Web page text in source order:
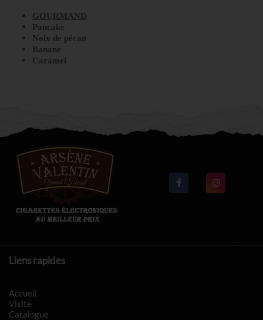
GOURMAND
Pancake
Noix de pécan
Banane
Caramel
Liens rapides
Accueil
Visite
Catalogue